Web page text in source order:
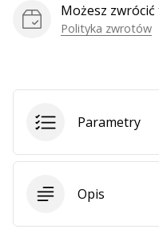
Możesz
Polityka zwrotów
Parametry
Opis